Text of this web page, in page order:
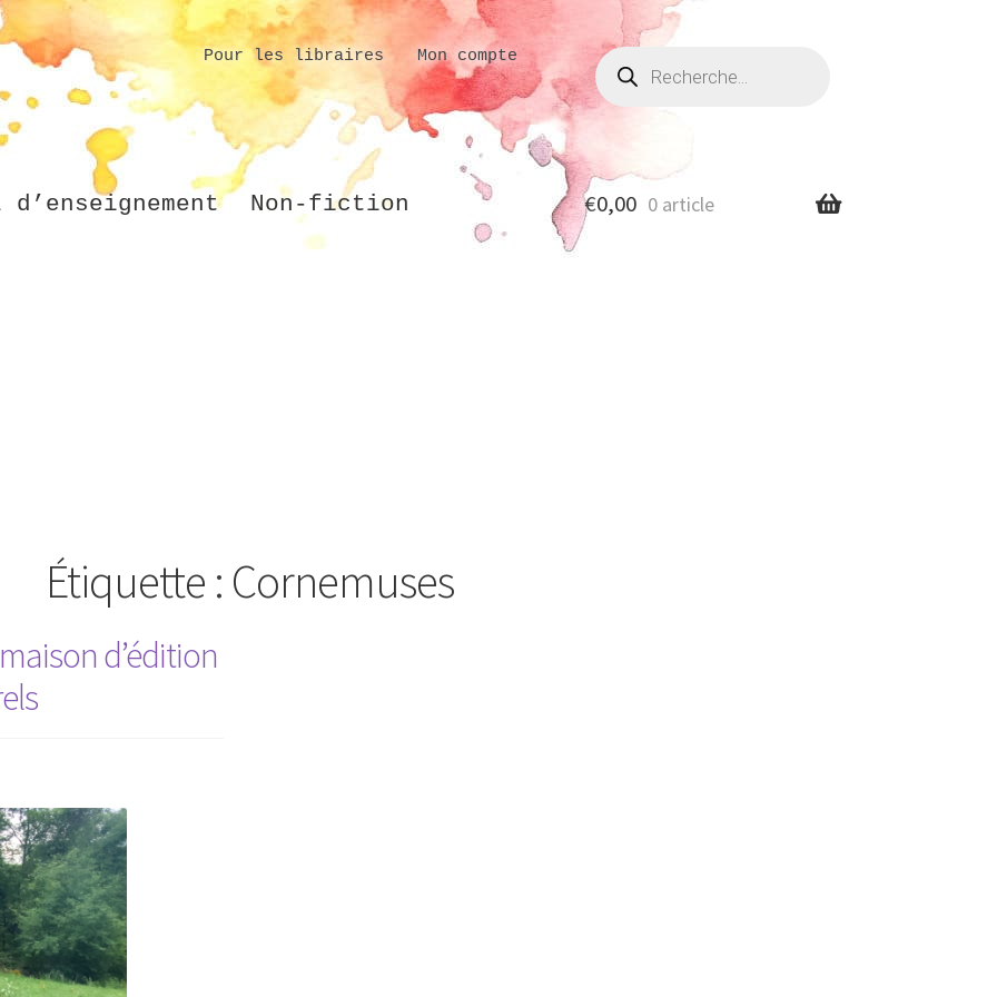
Pour les libraires Mon compte Recherche
de
produits
d’enseignement Non-fiction €0,00 0 article
Étiquette : Cornemuses
d’édition